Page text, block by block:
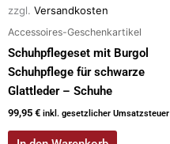
zzgl. Versandkosten
Accessoires-Geschenkartikel
Schuhpflegeset mit Burgol
Schuhpflege für schwarze
Glattleder – Schuhe
99,95 € inkl. gesetzlicher Umsatzsteuer